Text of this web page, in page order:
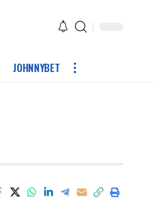
JOHNNYBET